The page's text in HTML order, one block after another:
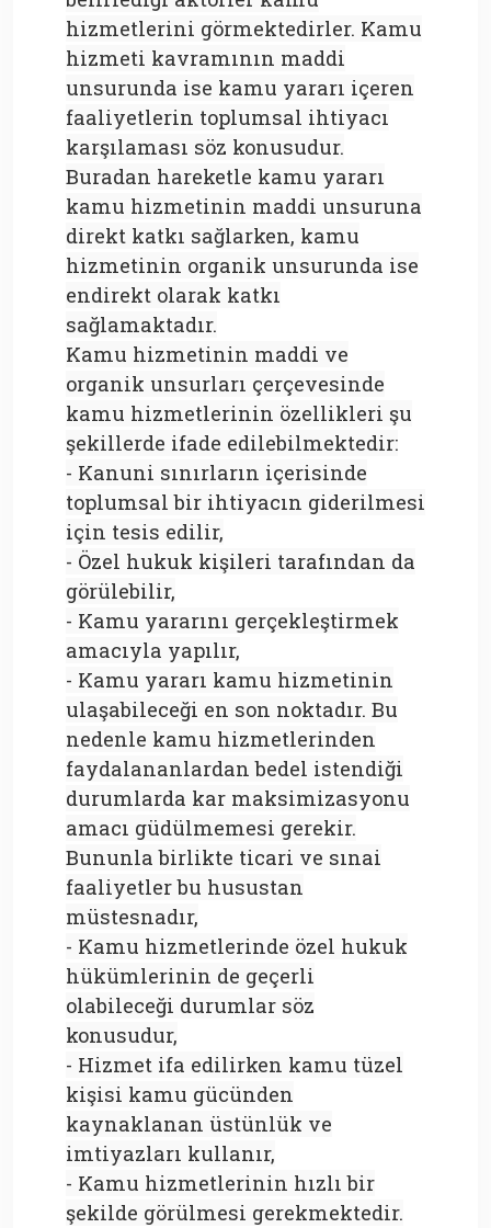
hizmetlerini görmektedirler. Kamu
hizmeti kavramının maddi
unsurunda ise kamu yararı içeren
faaliyetlerin toplumsal ihtiyacı
karşılaması söz konusudur.
Buradan hareketle kamu yararı
kamu hizmetinin maddi unsuruna
direkt katkı sağlarken, kamu
hizmetinin organik unsurunda ise
endirekt olarak katkı
sağlamaktadır.
Kamu hizmetinin maddi ve
organik unsurları çerçevesinde
kamu hizmetlerinin özellikleri şu
şekillerde ifade edilebilmektedir:
- Kanuni sınırların içerisinde
toplumsal bir ihtiyacın giderilmesi
için tesis edilir,
- Özel hukuk kişileri tarafından da
görülebilir,
- Kamu yararını gerçekleştirmek
amacıyla yapılır,
- Kamu yararı kamu hizmetinin
ulaşabileceği en son noktadır. Bu
nedenle kamu hizmetlerinden
faydalananlardan bedel istendiği
durumlarda kar maksimizasyonu
amacı güdülmemesi gerekir.
Bununla birlikte ticari ve sınai
faaliyetler bu husustan
müstesnadır,
- Kamu hizmetlerinde özel hukuk
hükümlerinin de geçerli
olabileceği durumlar söz
konusudur,
- Hizmet ifa edilirken kamu tüzel
kişisi kamu gücünden
kaynaklanan üstünlük ve
imtiyazları kullanır,
- Kamu hizmetlerinin hızlı bir
şekilde görülmesi gerekmektedir.